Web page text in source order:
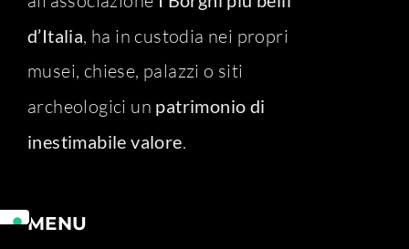
d’Italia, ha in custodia nei propri
musei, chiese, palazzi o siti
archeologici un patrimonio di
inestimabile valore.
MENU